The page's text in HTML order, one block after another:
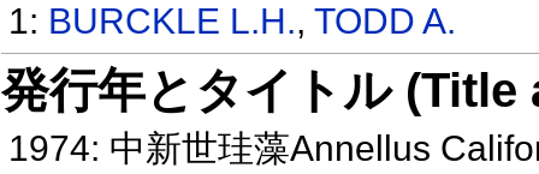
1: BURCKLE L.H.,TODD A.
発行年とタイトル
1974: 中新世珪藻Annellus